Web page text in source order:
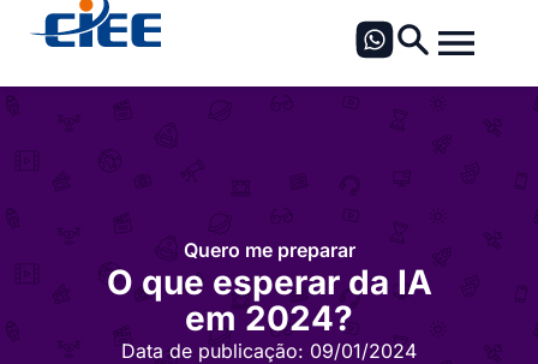
Quero me preparar
O que esperar da IA
em 2024?
Data de publicação: 09/01/2024